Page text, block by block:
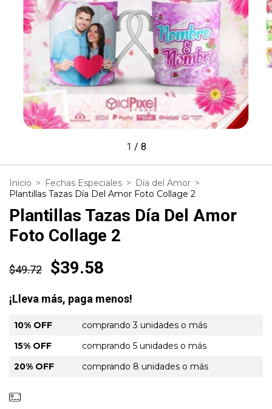
1 / 8
Inicio > Fechas Especiales > Día del Amor >
Plantillas Tazas Día Del Amor Foto Collage 2
Plantillas Tazas Día Del Amor
Foto Collage 2
$49.72 $39.58
¡Lleva más, paga menos!
10% OFF
comprando 3 unidades o más
15% OFF
comprando 5 unidades o más
20% OFF
comprando 8 unidades o más